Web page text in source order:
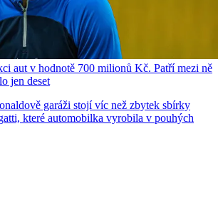
aut v hodnotě 700 milionů Kč. Patří mezi ně
jen deset
garáži stojí víc než zbytek sbírky
které automobilka vyrobila v pouhých